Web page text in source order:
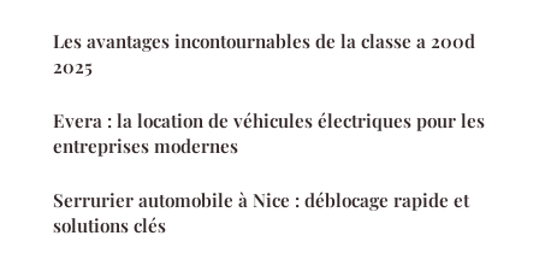
Les avantages incontournables de la classe a 200d
2025
Evera : la location de véhicules électriques pour les
entreprises modernes
Serrurier automobile à Nice : déblocage rapide et
solutions clés